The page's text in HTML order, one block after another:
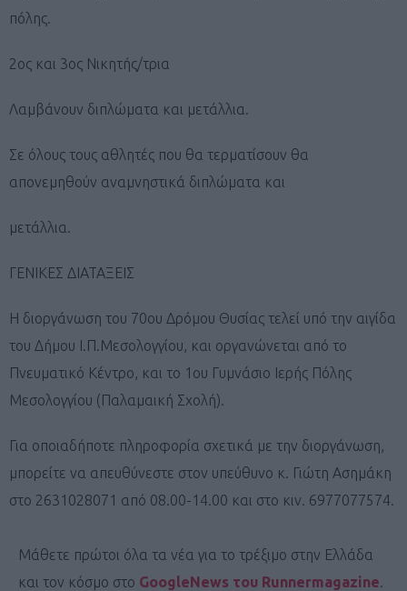
πόλης.
2ος και 3ος Νικητής/τρια
Λαμβάνουν διπλώματα και μετάλλια.
Σε όλους τους αθλητές που θα τερματίσουν θα
απονεμηθούν αναμνηστικά διπλώματα και
μετάλλια.
ΓΕΝΙΚΕΣ ΔΙΑΤΑΞΕΙΣ
Η διοργάνωση του 70ου Δρόμου Θυσίας τελεί υπό την αιγίδα
του Δήμου Ι.Π.Μεσολογγίου, και οργανώνεται από το
Πνευματικό Κέντρο, και το 1ου Γυμνάσιο Ιερής Πόλης
Μεσολογγίου (Παλαμαική Σχολή).
Για οποιαδήποτε πληροφορία σχετικά με την διοργάνωση,
μπορείτε να απευθύνεστε στον υπεύθυνο κ. Γιώτη Ασημάκη
στο 2631028071 από 08.00-14.00 και στο κιν. 6977077574.
Μάθετε πρώτοι όλα τα νέα για το τρέξιμο στην Ελλάδα
και τον κόσμο στο GoogleNews του Runnermagazine.